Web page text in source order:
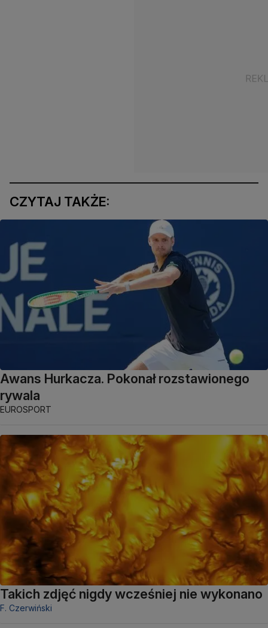
CZYTAJ TAKŻE:
Awans Hurkacza. Pokonał rozstawionego
rywala
EUROSPORT
Takich zdjęć nigdy wcześniej nie wykonano
F. Czerwiński